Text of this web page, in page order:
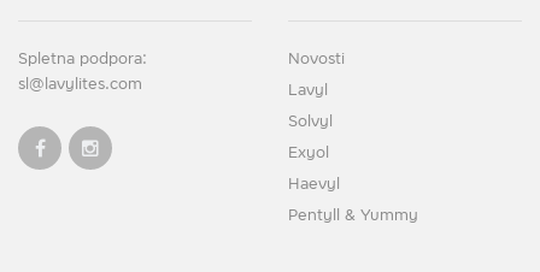
Spletna podpora:
sl@lavylites.com
Novosti
Lavyl
Solvyl
Exyol
Haevyl
Pentyll & Yummy